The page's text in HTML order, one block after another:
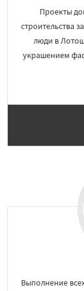
Проекты
строительства
люди в
украшением
Выполнение
Даю